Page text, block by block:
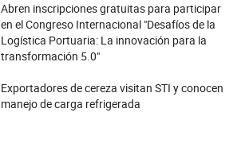
Abren inscripciones gratuitas para participar
en el Congreso Internacional "Desafíos de la
Logística Portuaria: La innovación para la
transformación 5.0"
Exportadores de cereza visitan STI y conocen
manejo de carga refrigerada